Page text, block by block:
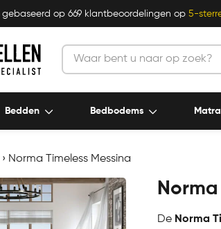
gebaseerd op 669 klantbeoordelingen op 5-
Bedden Bedbodems
› Norma Timeless Messina
De Norma